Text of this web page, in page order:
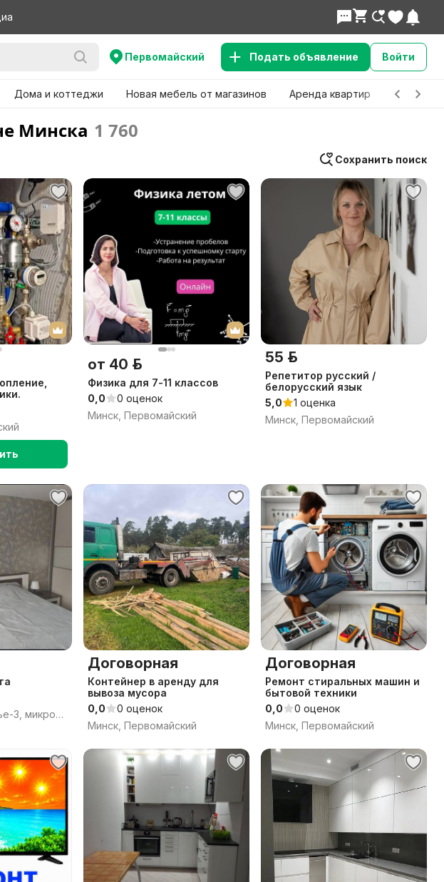
Первомайский Подать объявление Войти
Дома и коттеджи Новая мебель от магазинов Аренда квартир Детские
Минска 1 760
Сохранить поиск
от 40 р.
Физика для 7-11 классов
0,0
0 оценок
Минск, Первомайский
55 р.
Репетитор русский /
белорусский язык
5,0
1 оценка
Минск, Первомайский
микрорайон Уручье-3, микрорайон Уручье, Минск
Договорная
Контейнер в аренду для
вывоза мусора
0,0
0 оценок
Минск, Первомайский
Договорная
Ремонт стиральных машин и
бытовой техники
0,0
0 оценок
Минск, Первомайский